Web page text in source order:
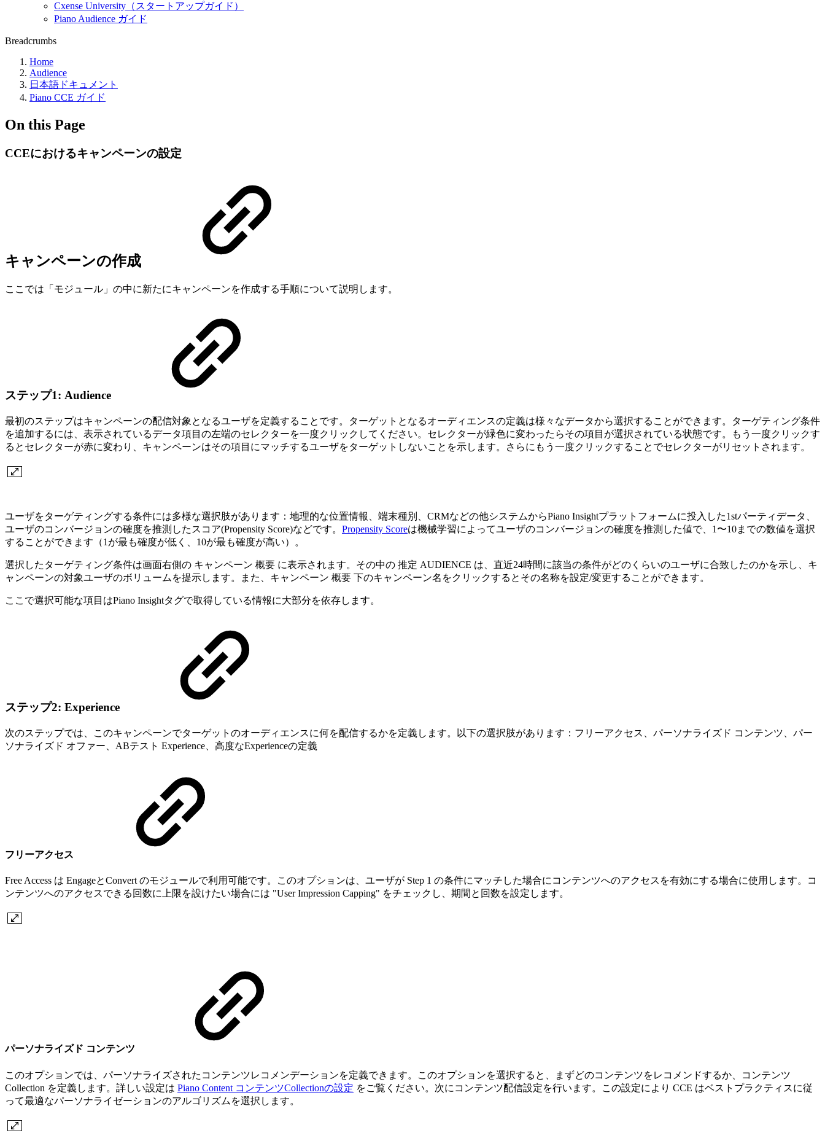
Cxense University（スタートアップガイド）
Piano Audience ガイド
Breadcrumbs
Home
Audience
日本語ドキュメント
Piano CCE ガイド
On this Page
CCEにおけるキャンペーンの設定
キャンペーンの作成
ここでは「モジュール」の中に新たにキャンペーンを作成する手順について説明します。
ステップ1: Audience
最初のステップはキャンペーンの配信対象となるユーザを定義することです。ターゲットとなるオーディエンスの定義は様々なデータから選択することができます。ターゲティング条件
を追加するには、表示されているデータ項目の左端のセレクターを一度クリックしてください。セレクターが緑色に変わったらその項目が選択されている状態です。もう一度クリックす
るとセレクターが赤に変わり、キャンペーンはその項目にマッチするユーザをターゲットしないことを示します。さらにもう一度クリックすることでセレクターがリセットされます。
ユーザをターゲティングする条件には多様な選択肢があります：地理的な位置情報、端末種別、CRMなどの他システムからPiano Insightプラットフォームに投入した1stパーティデータ、
ユーザのコンバージョンの確度を推測したスコア(Propensity Score)などです。 Propensity Scoreは機械学習によってユーザのコンバージョンの確度を推測した値で、1〜10までの数値を選択
することができます（1が最も確度が低く、10が最も確度が高い）。
選択したターゲティング条件は画面右側の キャンペーン 概要 に表示されます。その中の 推定 AUDIENCE は、直近24時間に該当の条件がどのくらいのユーザに合致したのかを示し、キ
ャンペーンの対象ユーザのボリュームを提示します。また、キャンペーン 概要 下のキャンペーン名をクリックするとその名称を設定/変更することができます。
ここで選択可能な項目はPiano Insightタグで取得している情報に大部分を依存します。
ステップ2: Experience
次のステップでは、このキャンペーンでターゲットのオーディエンスに何を配信するかを定義します。以下の選択肢があります：フリーアクセス、パーソナライズド コンテンツ、パー
ソナライズド オファー、ABテスト Experience、高度なExperienceの定義
フリーアクセス
Free Access は EngageとConvert のモジュールで利用可能です。このオプションは、ユーザが Step 1 の条件にマッチした場合にコンテンツへのアクセスを有効にする場合に使用します。コ
ンテンツへのアクセスできる回数に上限を設けたい場合には "User Impression Capping" をチェックし、期間と回数を設定します。
パーソナライズド コンテンツ
このオプションでは、パーソナライズされたコンテンツレコメンデーションを定義できます。このオプションを選択すると、まずどのコンテンツをレコメンドするか、コンテンツ
Collection を定義します。詳しい設定は Piano Content コンテンツCollectionの設定 をご覧ください。次にコンテンツ配信設定を行います。この設定により CCE はベストプラクティスに従
って最適なパーソナライゼーションのアルゴリズムを選択します。